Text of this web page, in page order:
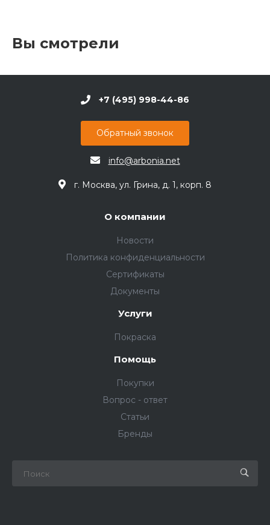
Вы смотрели
+7 (495) 998-44-86
Обратный звонок
info@arbonia.net
г. Москва, ул. Грина, д. 1, корп. 8
О компании
Новости
Политика конфиденциальности
Сертификаты
Документы
Услуги
Покраска
Помощь
Покупки
Вопрос - ответ
Статьи
Бренды